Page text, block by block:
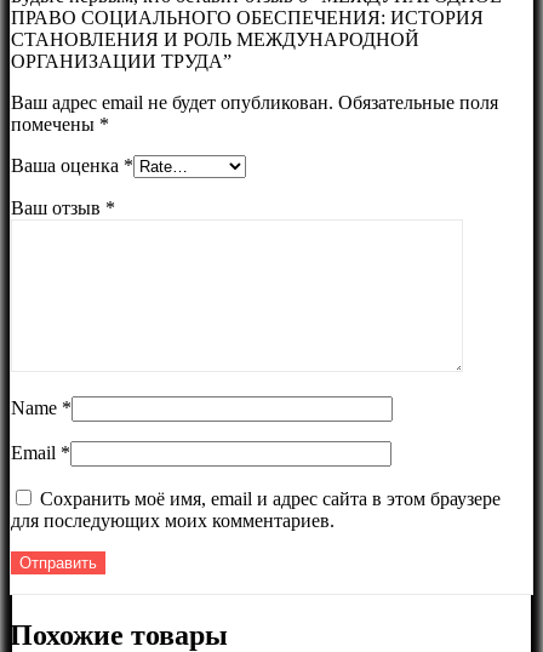
ПРАВО СОЦИАЛЬНОГО ОБЕСПЕЧЕНИЯ: ИСТОРИЯ
СТАНОВЛЕНИЯ И РОЛЬ МЕЖДУНАРОДНОЙ
ОРГАНИЗАЦИИ ТРУДА”
Ваш адрес email не будет опубликован. Обязательные поля
помечены *
Ваша оценка *
Ваш отзыв *
Name *
Email *
Сохранить моё имя, email и адрес сайта в этом браузере
для последующих моих комментариев.
Похожие товары